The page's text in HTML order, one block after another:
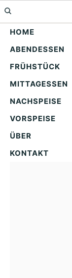
Skip
to
primary
navigation
Skip
to
main
content
Skip
to
primary
sidebar
HOME
ABENDESSEN
FRÜHSTÜCK
MITTAGESSEN
NACHSPEISE
VORSPEISE
ÜBER
KONTAKT
Spinat-
&